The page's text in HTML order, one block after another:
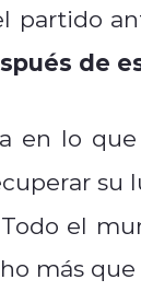
partido
de
en lo
su
Todo el
más que